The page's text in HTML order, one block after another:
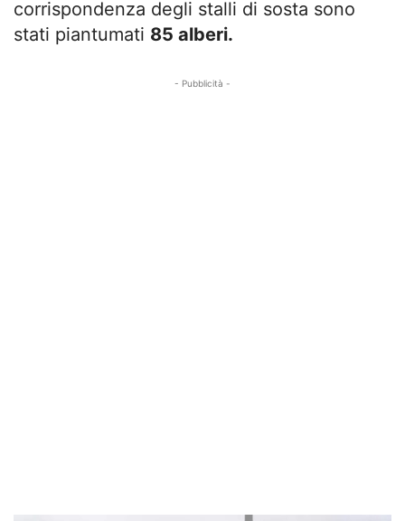
corrispondenza degli stalli di sosta sono
stati piantumati 85 alberi.
- Pubblicità -